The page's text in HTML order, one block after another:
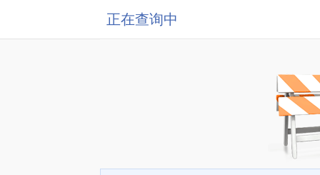
正在查询中